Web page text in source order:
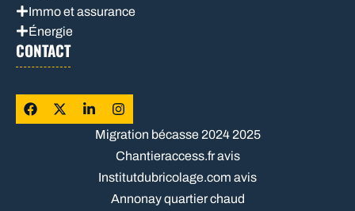
Immo et assurance
Énergie
CONTACT
Migration bécasse 2024 2025
Chantieraccess.fr avis
Institutdubricolage.com avis
Annonay quartier chaud